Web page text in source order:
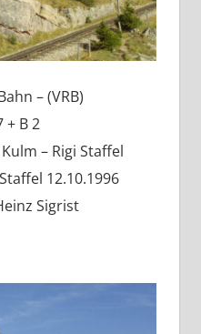
– (VRB)
+ B 2
– Rigi Staffel
12.10.1996
Sigrist